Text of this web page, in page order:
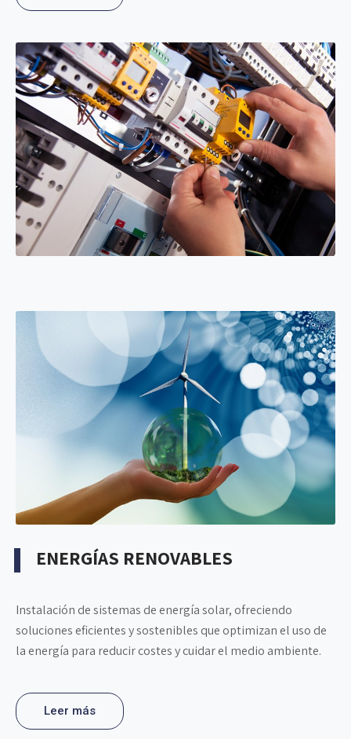
ENERGÍAS RENOVABLES
Instalación de sistemas de energía solar, ofreciendo
soluciones eficientes y sostenibles que optimizan el uso de
la energía para reducir costes y cuidar el medio ambiente.
Leer más